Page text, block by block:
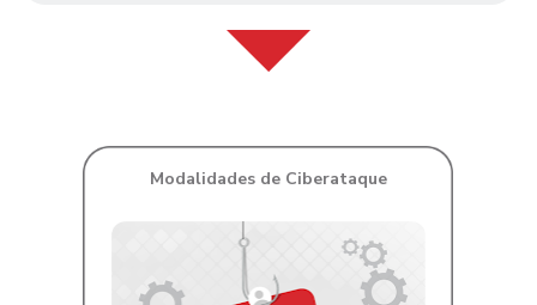
Modalidades de Ciberataque